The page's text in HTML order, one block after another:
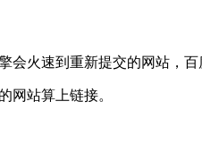
火速到重新提交的网站，百
网站算上链接。